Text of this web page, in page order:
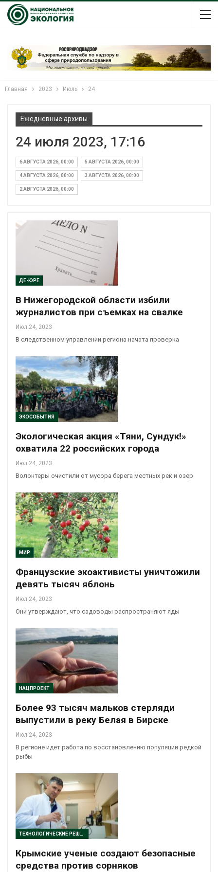
Главная 2023 Июль 24
Ежедневные архивы
24 июля 2023, 17:16
6 АВГУСТА 2026, 00:00 5 АВГУСТА 2026, 00:00
4 АВГУСТА 2026, 00:00 3 АВГУСТА 2026, 00:00
2 АВГУСТА 2026, 00:00
ДЕ-ЮРЕ
В Нижегородской области избили
журналистов при съемках на свалке
Июл 24, 2023
В следственном управлении региона начата проверка
ЭКОСОБЫТИЯ
Экологическая акция «Тяни, Сундук!»
охватила 22 российских города
Июл 24, 2023
Волонтеры очистили от мусора берега местных рек и озер
МИР
Французские экоактивисты уничтожили
девять тысяч яблонь
Июл 24, 2023
Они утверждают, что садоводы распространяют яды
НАЦПРОЕКТ
Более 93 тысяч мальков стерляди
выпустили в реку Белая в Бирске
Июл 24, 2023
В регионе идет работа по восстановлению популяции редкой
рыбы
ТЕХНОЛОГИЧЕСКИЕ РЕШЕНИЯ
Крымские ученые создают безопасные
средства против сорняков